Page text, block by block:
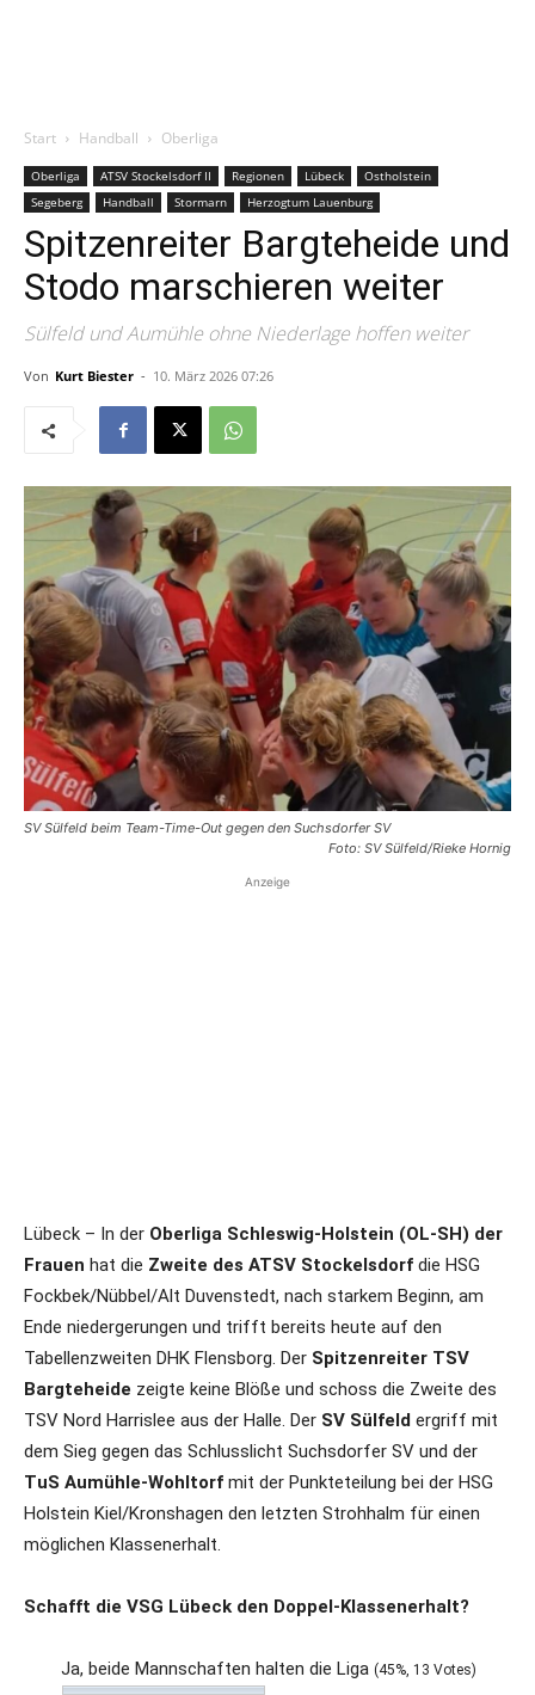
Start Handball Oberliga
Oberliga ATSV Stockelsdorf II Regionen Lübeck
Ostholstein
Segeberg
Handball Stormarn Herzogtum Lauenburg
Spitzenreiter Bargteheide und
Stodo marschieren weiter
Sülfeld und Aumühle ohne Niederlage hoffen weiter
Von Kurt Biester - 10. März 2026 07:26
SV Sülfeld beim Team-Time-Out gegen den Suchsdorfer SV
Foto: SV Sülfeld/Rieke Hornig
Anzeige
Lübeck – In der Oberliga Schleswig-Holstein (OL-SH) der
Frauen hat die Zweite des ATSV Stockelsdorf die HSG
Fockbek/Nübbel/Alt Duvenstedt, nach starkem Beginn, am
Ende niedergerungen und trifft bereits heute auf den
Tabellenzweiten DHK Flensborg. Der Spitzenreiter TSV
Bargteheide zeigte keine Blöße und schoss die Zweite des
TSV Nord Harrislee aus der Halle. Der SV Sülfeld ergriff mit
dem Sieg gegen das Schlusslicht Suchsdorfer SV und der
TuS Aumühle-Wohltorf mit der Punkteteilung bei der HSG
Holstein Kiel/Kronshagen den letzten Strohhalm für einen
möglichen Klassenerhalt.
Schafft die VSG Lübeck den Doppel-Klassenerhalt?
Ja, beide Mannschaften halten die Liga (45%, 13 Votes)